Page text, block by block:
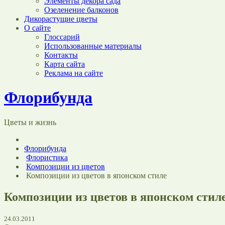
Озеленение балконов
Дикорастущие цветы
О сайте
Глоссарий
Использованные материалы
Контакты
Карта сайта
Реклама на сайте
Флорибунда
Цветы и жизнь
Флорибунда
Флористика
Композиции из цветов
Композиции из цветов в японском стиле
Композиции из цветов в японском
24.03.2011